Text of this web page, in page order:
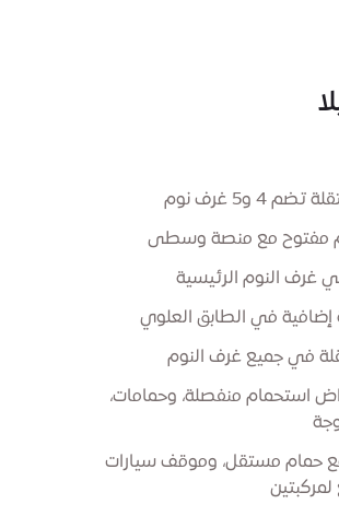
4 و5 غرف نوم
مفتوح مع منصة وسطى
غرف النوم الرئيسية
إضافية في الطابق العلوي
في جميع غرف النوم
استحمام منفصلة، وحمامات،
حمام مستقل، وموقف سيارات